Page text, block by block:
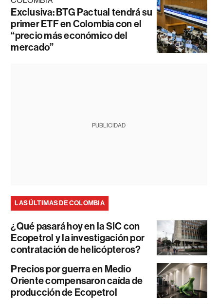
Exclusiva: BTG Pactual tendrá su
primer ETF en Colombia con el
“precio más económico del
mercado”
PUBLICIDAD
LAS ÚLTIMAS DE COLOMBIA
¿Qué pasará hoy en la SIC con
Ecopetrol y la investigación por
contratación de helicópteros?
Precios por guerra en Medio
Oriente compensaron caída de
producción de Ecopetrol